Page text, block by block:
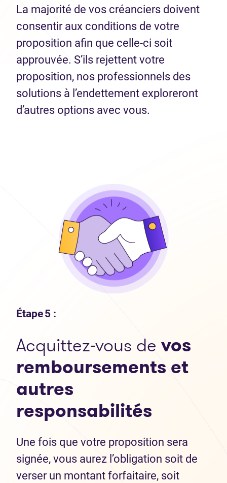
La majorité de vos créanciers doivent
consentir aux conditions de votre
proposition afin que celle-ci soit
approuvée. S’ils rejettent votre
proposition, nos professionnels des
solutions à l’endettement exploreront
d’autres options avec vous.
Étape 5 :
Acquittez-vous de vos
remboursements et
autres
responsabilités
Une fois que votre proposition sera
signée, vous aurez l’obligation soit de
verser un montant forfaitaire, soit